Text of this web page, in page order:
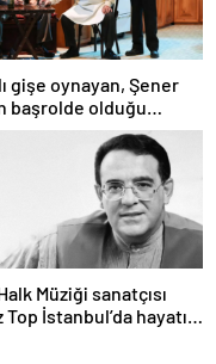
gişe oynayan, Şener
başrolde olduğu
Mutfağı seyirciye
Müziği sanatçısı
Top İstanbul’da hayatını